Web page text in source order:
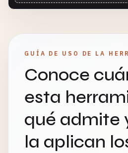
GUÍA DE USO DE LA
Conoce
esta
qué admite
la aplican